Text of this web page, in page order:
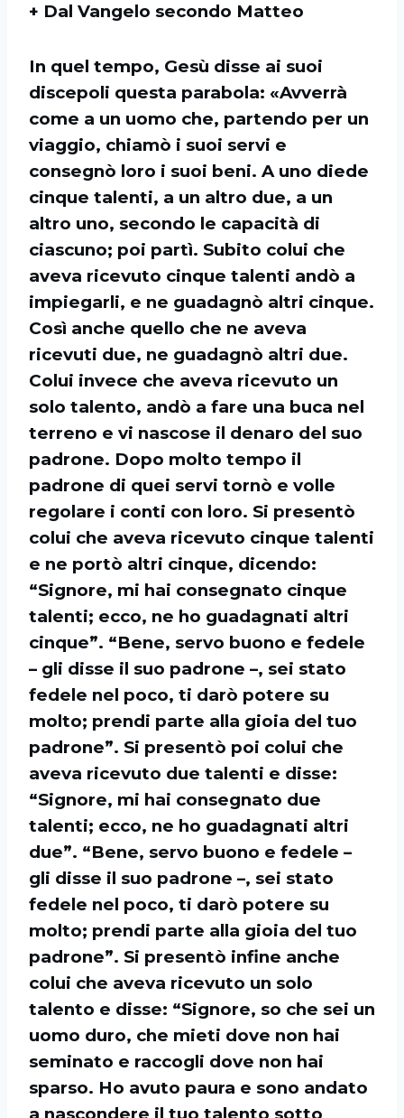
+ Dal Vangelo secondo Matteo
In quel tempo, Gesù disse ai suoi
discepoli questa parabola: «Avverrà
come a un uomo che, partendo per un
viaggio, chiamò i suoi servi e
consegnò loro i suoi beni. A uno diede
cinque talenti, a un altro due, a un
altro uno, secondo le capacità di
ciascuno; poi partì. Subito colui che
aveva ricevuto cinque talenti andò a
impiegarli, e ne guadagnò altri cinque.
Così anche quello che ne aveva
ricevuti due, ne guadagnò altri due.
Colui invece che aveva ricevuto un
solo talento, andò a fare una buca nel
terreno e vi nascose il denaro del suo
padrone. Dopo molto tempo il
padrone di quei servi tornò e volle
regolare i conti con loro. Si presentò
colui che aveva ricevuto cinque talenti
e ne portò altri cinque, dicendo:
“Signore, mi hai consegnato cinque
talenti; ecco, ne ho guadagnati altri
cinque”. “Bene, servo buono e fedele
– gli disse il suo padrone –, sei stato
fedele nel poco, ti darò potere su
molto; prendi parte alla gioia del tuo
padrone”. Si presentò poi colui che
aveva ricevuto due talenti e disse:
“Signore, mi hai consegnato due
talenti; ecco, ne ho guadagnati altri
due”. “Bene, servo buono e fedele –
gli disse il suo padrone –, sei stato
fedele nel poco, ti darò potere su
molto; prendi parte alla gioia del tuo
padrone”. Si presentò infine anche
colui che aveva ricevuto un solo
talento e disse: “Signore, so che sei un
uomo duro, che mieti dove non hai
seminato e raccogli dove non hai
sparso. Ho avuto paura e sono andato